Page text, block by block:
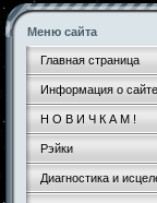
Меню сайта
Главная страница
Информация о сайте
Н О В И Ч К А М !
Рэйки
Диагностика и